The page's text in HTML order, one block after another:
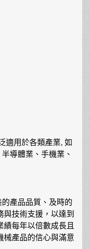
適用於各類產業, 如
導體業、手機業、
產品品質、及時的
與技術支援，以達到
績每年以倍數成長且
械產品的信心與滿意